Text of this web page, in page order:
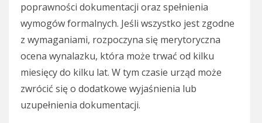
poprawności dokumentacji oraz spełnienia
wymogów formalnych. Jeśli wszystko jest zgodne
z wymaganiami, rozpoczyna się merytoryczna
ocena wynalazku, która może trwać od kilku
miesięcy do kilku lat. W tym czasie urząd może
zwrócić się o dodatkowe wyjaśnienia lub
uzupełnienia dokumentacji.